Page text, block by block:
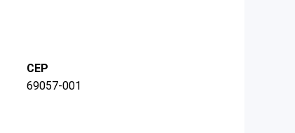
CEP
69057-001